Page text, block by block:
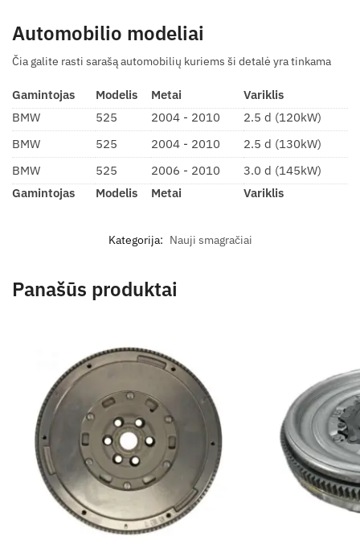
Automobilio modeliai
Čia galite rasti sarašą automobilių kuriems ši detalė yra tinkama
Gamintojas Modelis Metai Variklis
Gamintojas Modelis Metai Variklis
BMW 525 2004 - 2010
2.5 d (120kW)
BMW
525 2004 - 2010
2.5 d (130kW)
BMW
525 2006 - 2010 3.0 d (145kW)
Kategorija: Nauji smagračiai
Panašūs produktai